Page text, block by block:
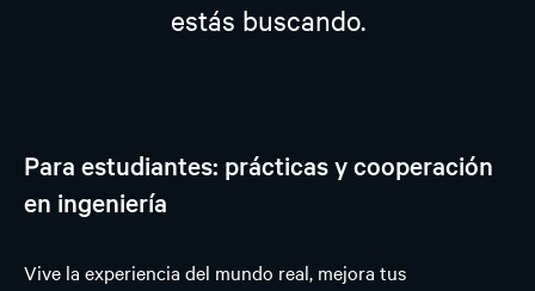
estás buscando.
Para estudiantes: prácticas y cooperación
en ingeniería
Vive la experiencia del mundo real, mejora tus